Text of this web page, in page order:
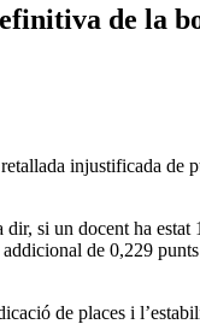
de la
injustificada de
si un docent ha estat
de 0,229 punts
de places i